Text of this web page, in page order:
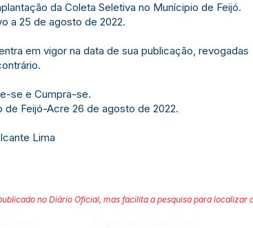
da Coleta Seletiva no Munícipio de Feijó.
a 25 de agosto de 2022.
em vigor na data de sua publicação, revogadas
se e Cumpra-se.
de Feijó-Acre 26 de agosto de 2022.
Lima
no Diário Oficial, mas facilita a pesquisa para localizar